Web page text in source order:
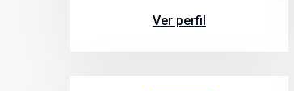
Ver perfil